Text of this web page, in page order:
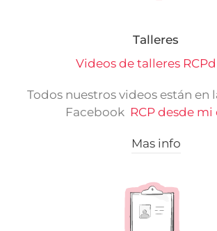
Talleres
Videos de talleres
Todos nuestros videos están en
Facebook RCP desde mi
Mas info